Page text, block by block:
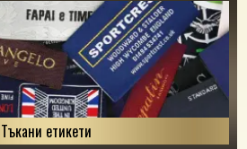
Тъкани етикети